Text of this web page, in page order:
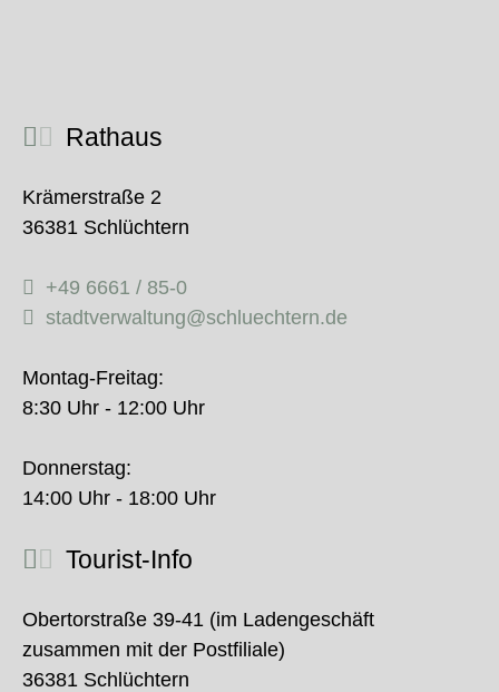
Rathaus
Krämerstraße 2
36381 Schlüchtern
+49 6661 / 85-0
stadtverwaltung@schluechtern.de
Montag-Freitag:
8:30 Uhr - 12:00 Uhr
Donnerstag:
14:00 Uhr - 18:00 Uhr
Tourist-Info
Obertorstraße 39-41 (im Ladengeschäft
zusammen mit der Postfiliale)
36381 Schlüchtern